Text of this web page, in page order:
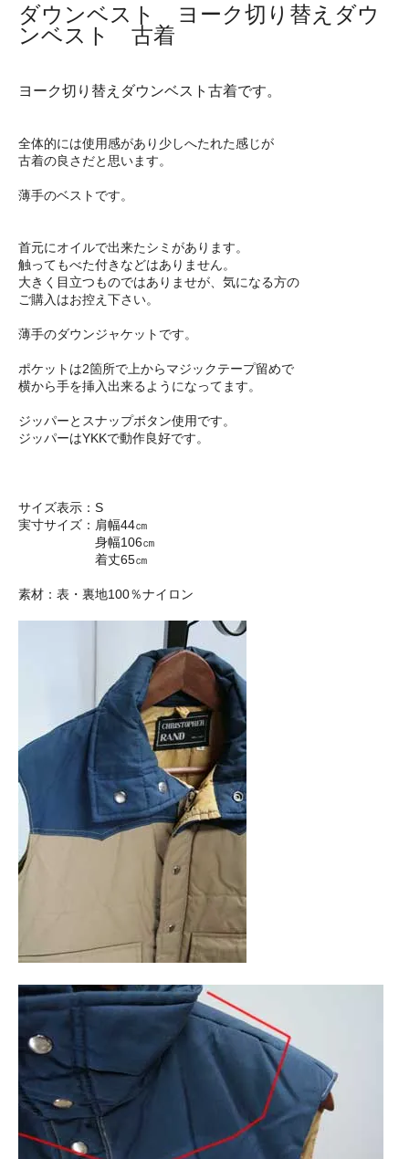
ダウンベスト ヨーク切り替えダウ
ンベスト 古着
ヨーク切り替えダウンベスト古着です。
全体的には使用感があり少しへたれた感じが
古着の良さだと思います。
薄手のベストです。
首元にオイルで出来たシミがあります。
触ってもべた付きなどはありません。
大きく目立つものではありませが、気になる方の
ご購入はお控え下さい。
薄手のダウンジャケットです。
ポケットは2箇所で上からマジックテープ留めで
横から手を挿入出来るようになってます。
ジッパーとスナップボタン使用です。
ジッパーはYKKで動作良好です。
サイズ表示：S
実寸サイズ：肩幅44㎝
身幅106㎝
着丈65㎝
素材：表・裏地100％ナイロン